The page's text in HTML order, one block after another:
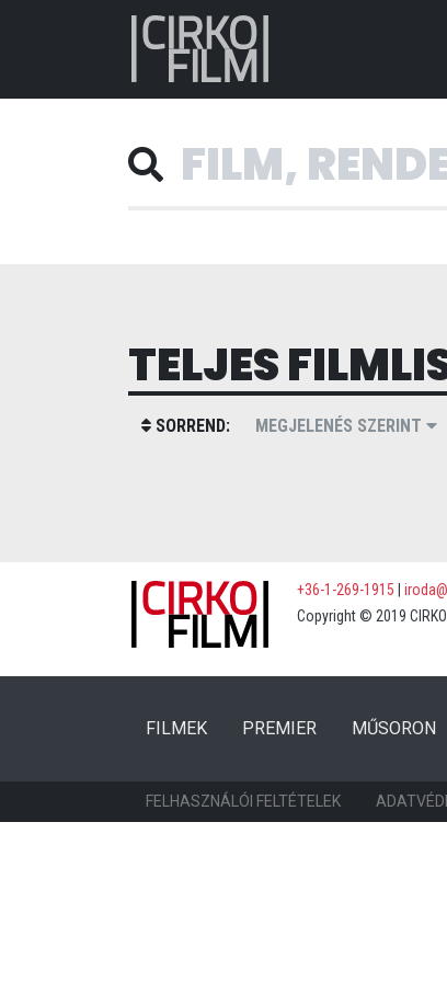
TELJES
SORREND: MEGJELENÉS SZERINT
+36-1-269-1915
Copyright © 2019 CIRKO
FILMEK(CURRENT)
PREMIER (CURRENT)
MŰSORON
FELHASZNÁLÓI FELTÉTELEK